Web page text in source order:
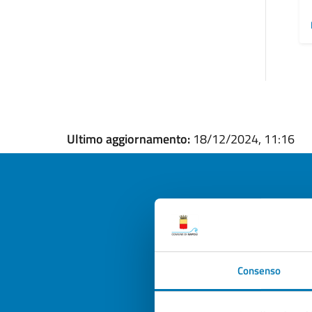
Consenso
Ultimo aggiornamento: 18/12/2024, 11:16
Valuta la